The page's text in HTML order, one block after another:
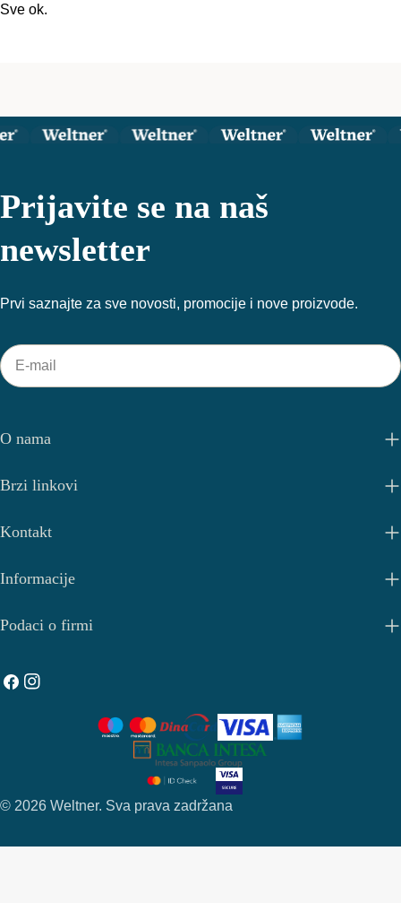
Sve ok.
Prijavite se na naš
newsletter
Prvi saznajte za sve novosti, promocije i nove proizvode.
E-
mail
O nama
Brzi linkovi
Kontakt
Informacije
Podaci o firmi
Facebook
Instagram
© 2026 Weltner. Sva prava zadržana
Metode